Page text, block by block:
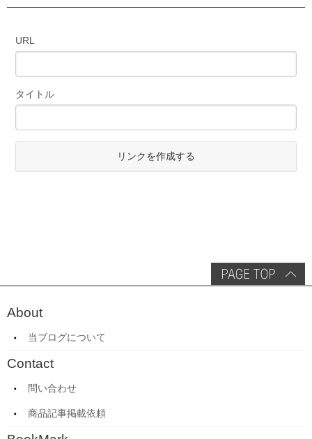
URL
タイトル
リンクを作成する
About
当ブログについて
Contact
問い合わせ
商品記事掲載依頼